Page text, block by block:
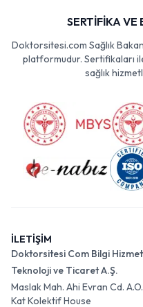
SERTİFİKA VE
Doktorsitesi.com Sağlık
platformudur. Sertifikaları
sağlık
İLETİŞİM
Doktorsitesi Com Bilgi
Teknoloji ve Ticaret A.Ş.
Maslak Mah. Ahi Evran Cd.
Kat Kolektif House